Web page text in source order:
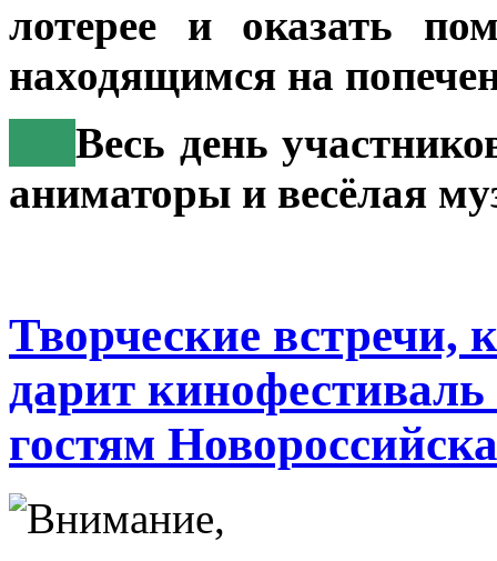
лотерее и оказать
находящимся на
Весь день
аниматоры и весёлая
Творческие встречи,
дарит
гостям Новороссийска